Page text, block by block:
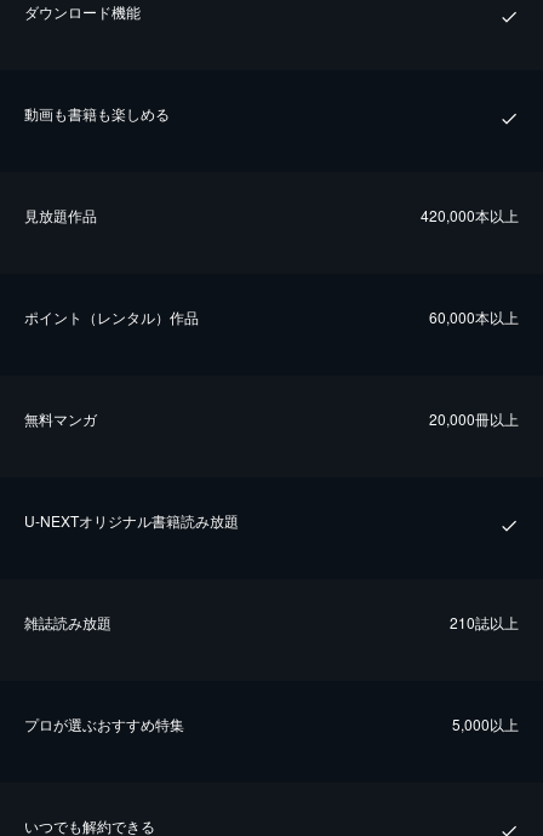
ダウンロード機能
動画も書籍も楽しめる
⾒放題作品 420,000本以上
ポイント（レンタル）作品 60,000本以上
無料マンガ 20,000冊以上
U-NEXTオリジナル書籍読み放題
雑誌読み放題 210誌以上
プロが選ぶおすすめ特集 5,000以上
いつでも解約できる